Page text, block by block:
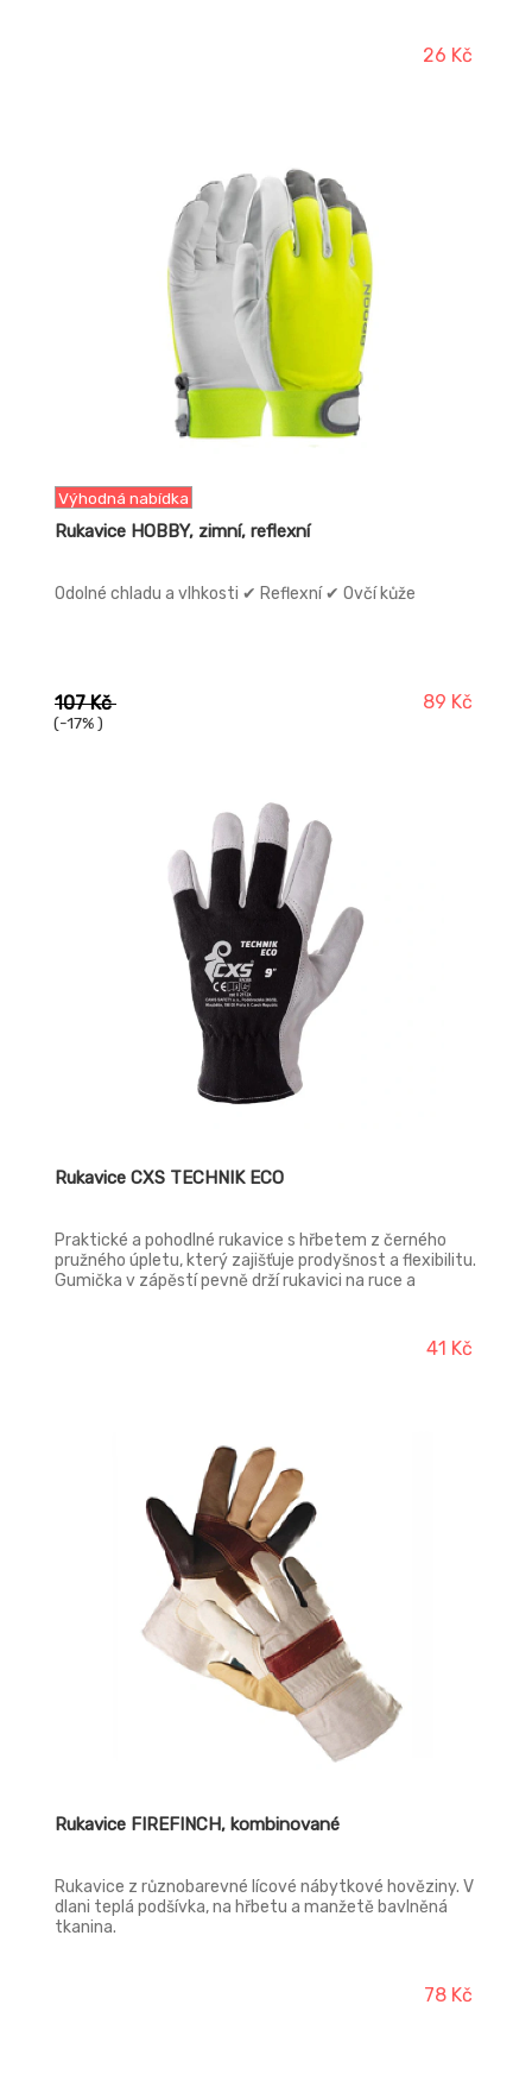
26 Kč
Výhodná nabídka
Rukavice HOBBY, zimní, reflexní
Odolné chladu a vlhkosti ✔ Reflexní ✔ Ovčí kůže
107 Kč
(-17% )
89 Kč
Rukavice CXS TECHNIK ECO
Praktické a pohodlné rukavice s hřbetem z černého
pružného úpletu, který zajišťuje prodyšnost a flexibilitu.
Gumička v zápěstí pevně drží rukavici na ruce a
41 Kč
Rukavice FIREFINCH, kombinované
Rukavice z různobarevné lícové nábytkové hověziny. V
dlani teplá podšívka, na hřbetu a manžetě bavlněná
tkanina.
78 Kč